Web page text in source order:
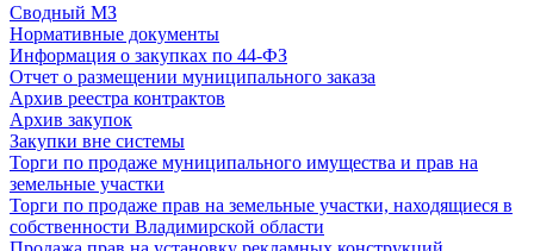
Сводный МЗ
Нормативные документы
Информация о закупках по 44-ФЗ
Отчет о размещении муниципального заказа
Архив реестра контрактов
Архив закупок
Закупки вне системы
Торги по продаже муниципального имущества и прав на
земельные участки
Торги по продаже прав на земельные участки, находящиеся в
собственности Владимирской области